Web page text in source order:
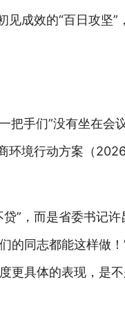
成效的“百日攻坚
手们”没有坐在会
环境行动方案（
”，而是省委书记
的同志都能这样做
具体的表现，是